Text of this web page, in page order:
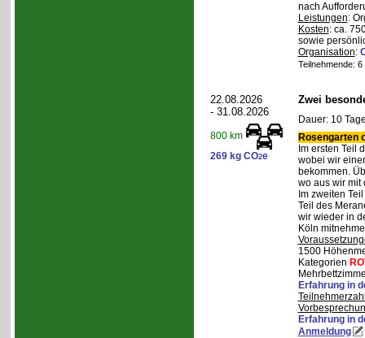
nach
Leistungen:
Kosten: ca.
sowie
Organisation:
Teilnehmende:
22.08.2026
- 31.08.2026
800 km
269 kg CO2e
Zwei
Dauer: 10
Rosengarten
Im ersten Teil
wobei wir
bekommen.
wo aus wir mit
Im zweiten
Teil des
wir wieder in
Köln
1500
Kategorien
Erfahrung in
Erfahrung in
Anmeldung